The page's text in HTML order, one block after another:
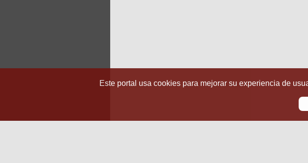
Este portal usa cookies para mejorar su experiencia de